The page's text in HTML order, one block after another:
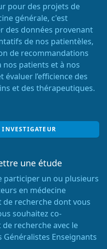
pour des projets de
générale, c'est
des données provenant
de nos patientèles,
de recommandations
nos patients et à nos
l’efficience des
et des thérapeutiques.
INVESTIGATEUR
une étude
participer un ou plusieurs
en médecine
recherche dont vous
souhaitez co-
recherche avec le
Généralistes Enseignants